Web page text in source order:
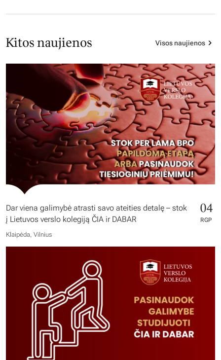
Kitos naujienos Visos naujienos
Dar viena galimybė atrasti savo ateities detalę – stok
į Lietuvos verslo kolegiją ČIA ir DABAR
04
RGP
Klaipėda, Vilnius